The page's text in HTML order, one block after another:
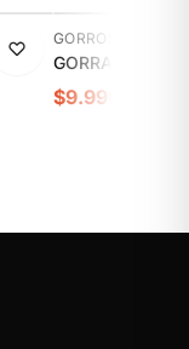
-23%
GORROS
GORRA
$9.990